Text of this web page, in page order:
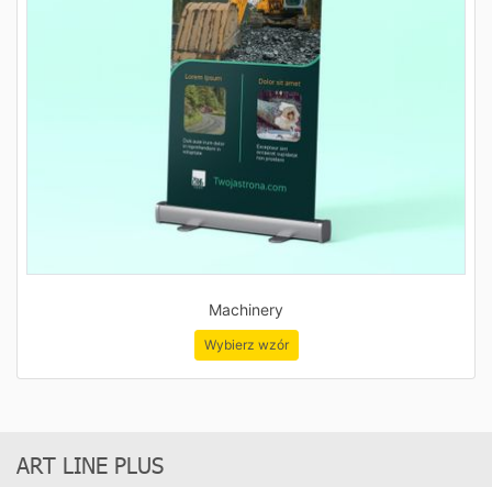
Machinery
Wybierz wzór
ART LINE PLUS